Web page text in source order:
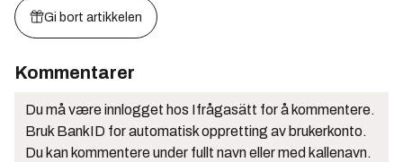
Gi bort artikkelen
Kommentarer
Du må være innlogget hos Ifrågasätt for å kommentere.
Bruk BankID for automatisk oppretting av brukerkonto.
Du kan kommentere under fullt navn eller med kallenavn.